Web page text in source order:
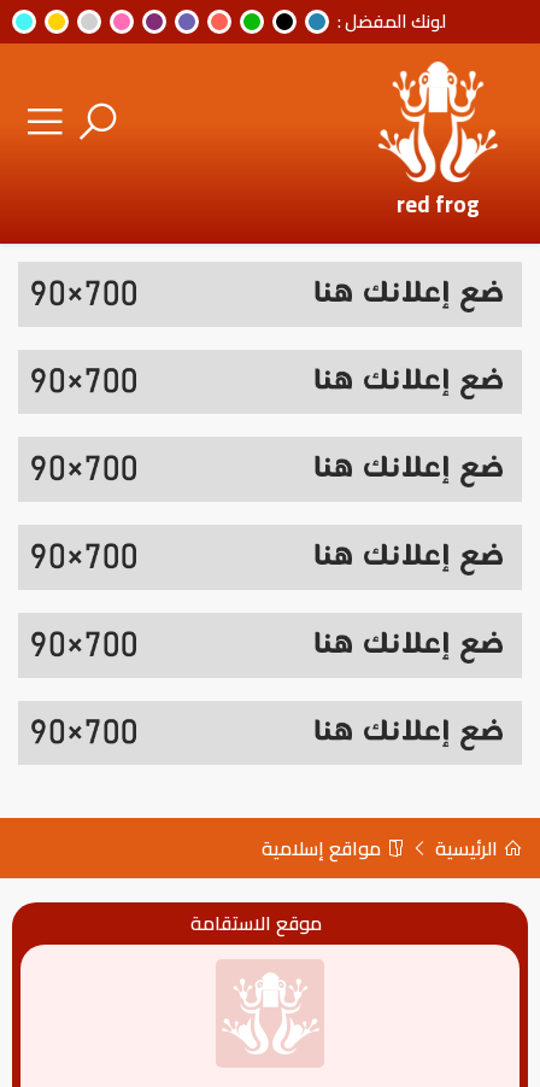
لونك المفضل :
red frog
الرئيسية مواقع إسلامية
موقع الاستقامة